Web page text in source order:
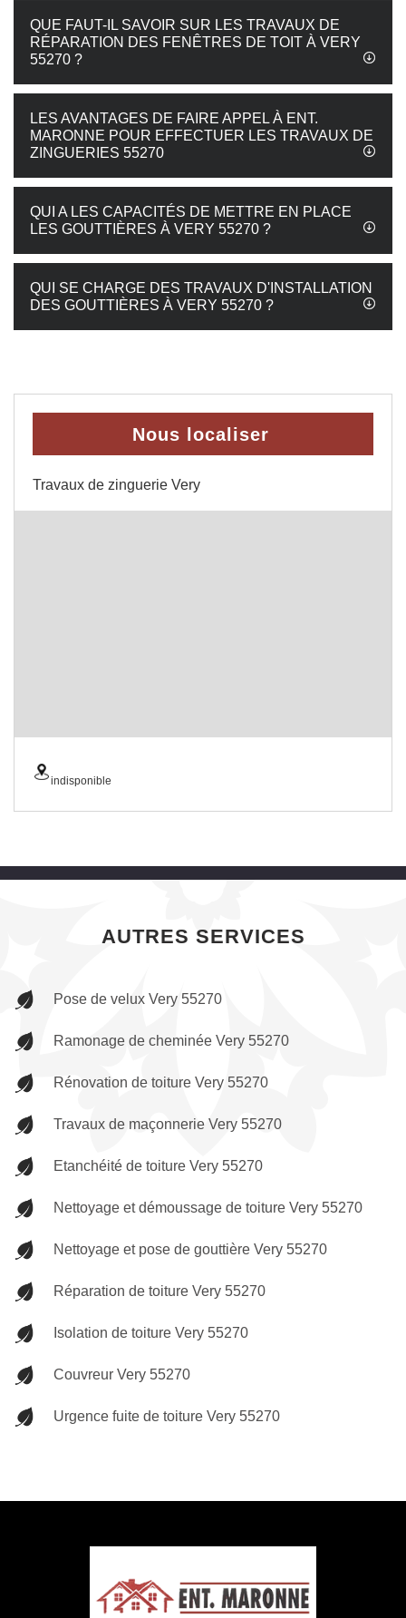
QUE FAUT-IL SAVOIR SUR LES TRAVAUX DE
RÉPARATION DES FENÊTRES DE TOIT À VERY
55270 ?
LES AVANTAGES DE FAIRE APPEL À ENT.
MARONNE POUR EFFECTUER LES TRAVAUX DE
ZINGUERIES 55270
QUI A LES CAPACITÉS DE METTRE EN PLACE
LES GOUTTIÈRES À VERY 55270 ?
QUI SE CHARGE DES TRAVAUX D'INSTALLATION
DES GOUTTIÈRES À VERY 55270 ?
Nous localiser
Travaux de zinguerie Very
indisponible
AUTRES SERVICES
Pose de velux Very 55270
Ramonage de cheminée Very 55270
Rénovation de toiture Very 55270
Travaux de maçonnerie Very 55270
Etanchéité de toiture Very 55270
Nettoyage et démoussage de toiture Very 55270
Nettoyage et pose de gouttière Very 55270
Réparation de toiture Very 55270
Isolation de toiture Very 55270
Couvreur Very 55270
Urgence fuite de toiture Very 55270